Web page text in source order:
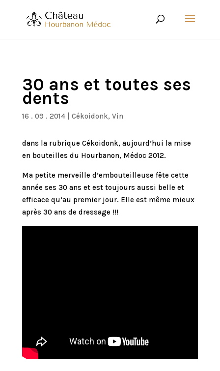
30 ans et toutes ses
dents
16 . 09 . 2014| Cékoidonk, Vin
dans la rubrique Cékoidonk, aujourd’hui la mise
en bouteilles du Hourbanon, Médoc 2012.
Ma petite merveille d’embouteilleuse fête cette
année ses 30 ans et est toujours aussi belle et
efficace qu’au premier jour. Elle est même mieux
après 30 ans de dressage !!!